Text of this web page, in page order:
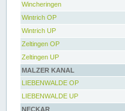
Wincheringen
Wintrich OP
Wintrich UP
Zeltingen OP
Zeltingen UP
MALZER KANAL
LIEBENWALDE OP
LIEBENWALDE UP
NECKAR